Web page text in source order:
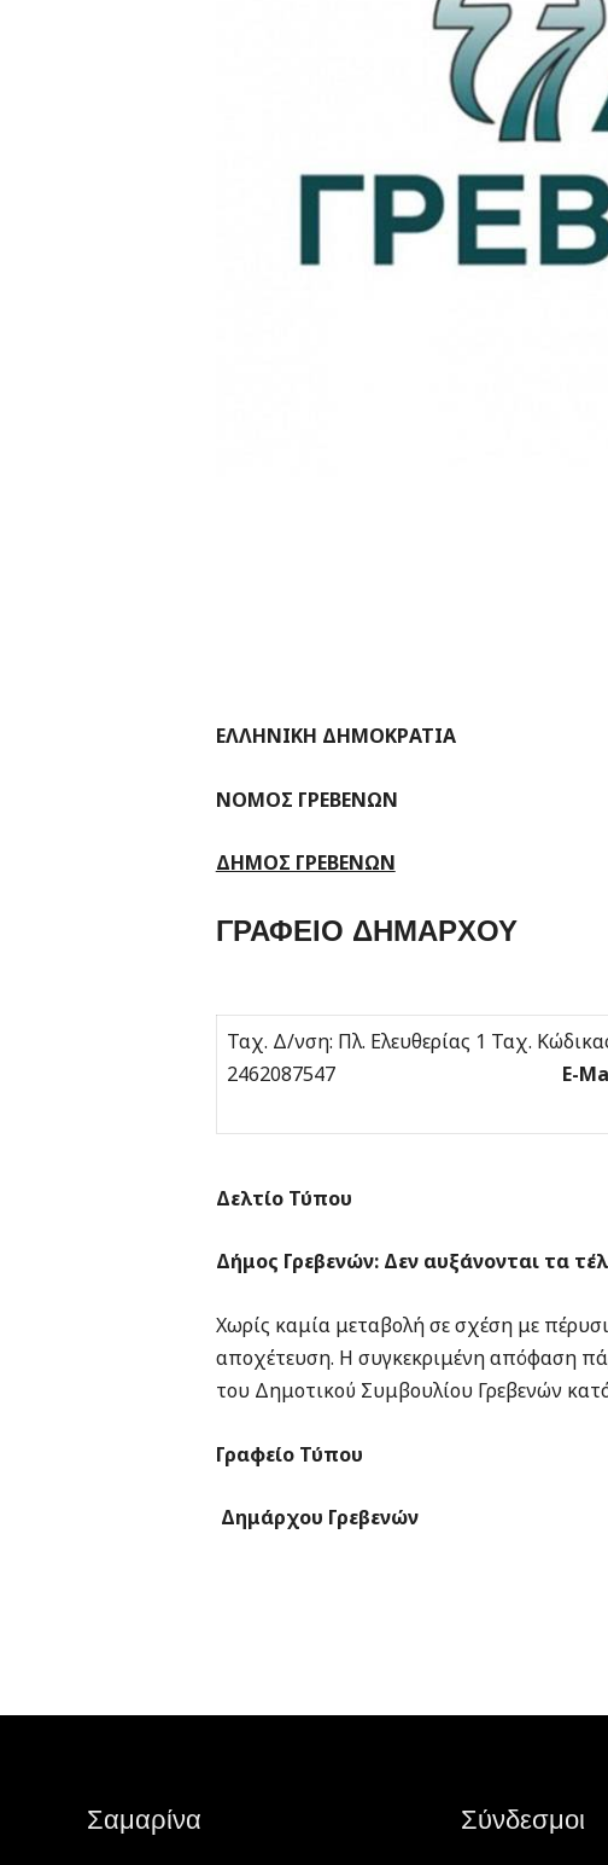
ΕΛΛΗΝΙΚΗ
ΝΟΜΟΣ
ΔΗΜΟΣ ΓΡΕΒΕΝΩΝ
Ταχ. Δ/νση: Πλ. Ελευθερίας 1
2462087547 E-
Δελτίο Τύπου
Δήμος Γρεβενών: Δεν αυξάνονται τα
Χωρίς καμία μεταβολή σε σχέση με
αποχέτευση. Η συγκεκριμένη απόφαση
του Δημοτικού Συμβουλίου Γρεβενών
Γραφείο Τύπου
Δημάρχου Γρεβενών
Σαμαρίνα Σύνδεσμοι